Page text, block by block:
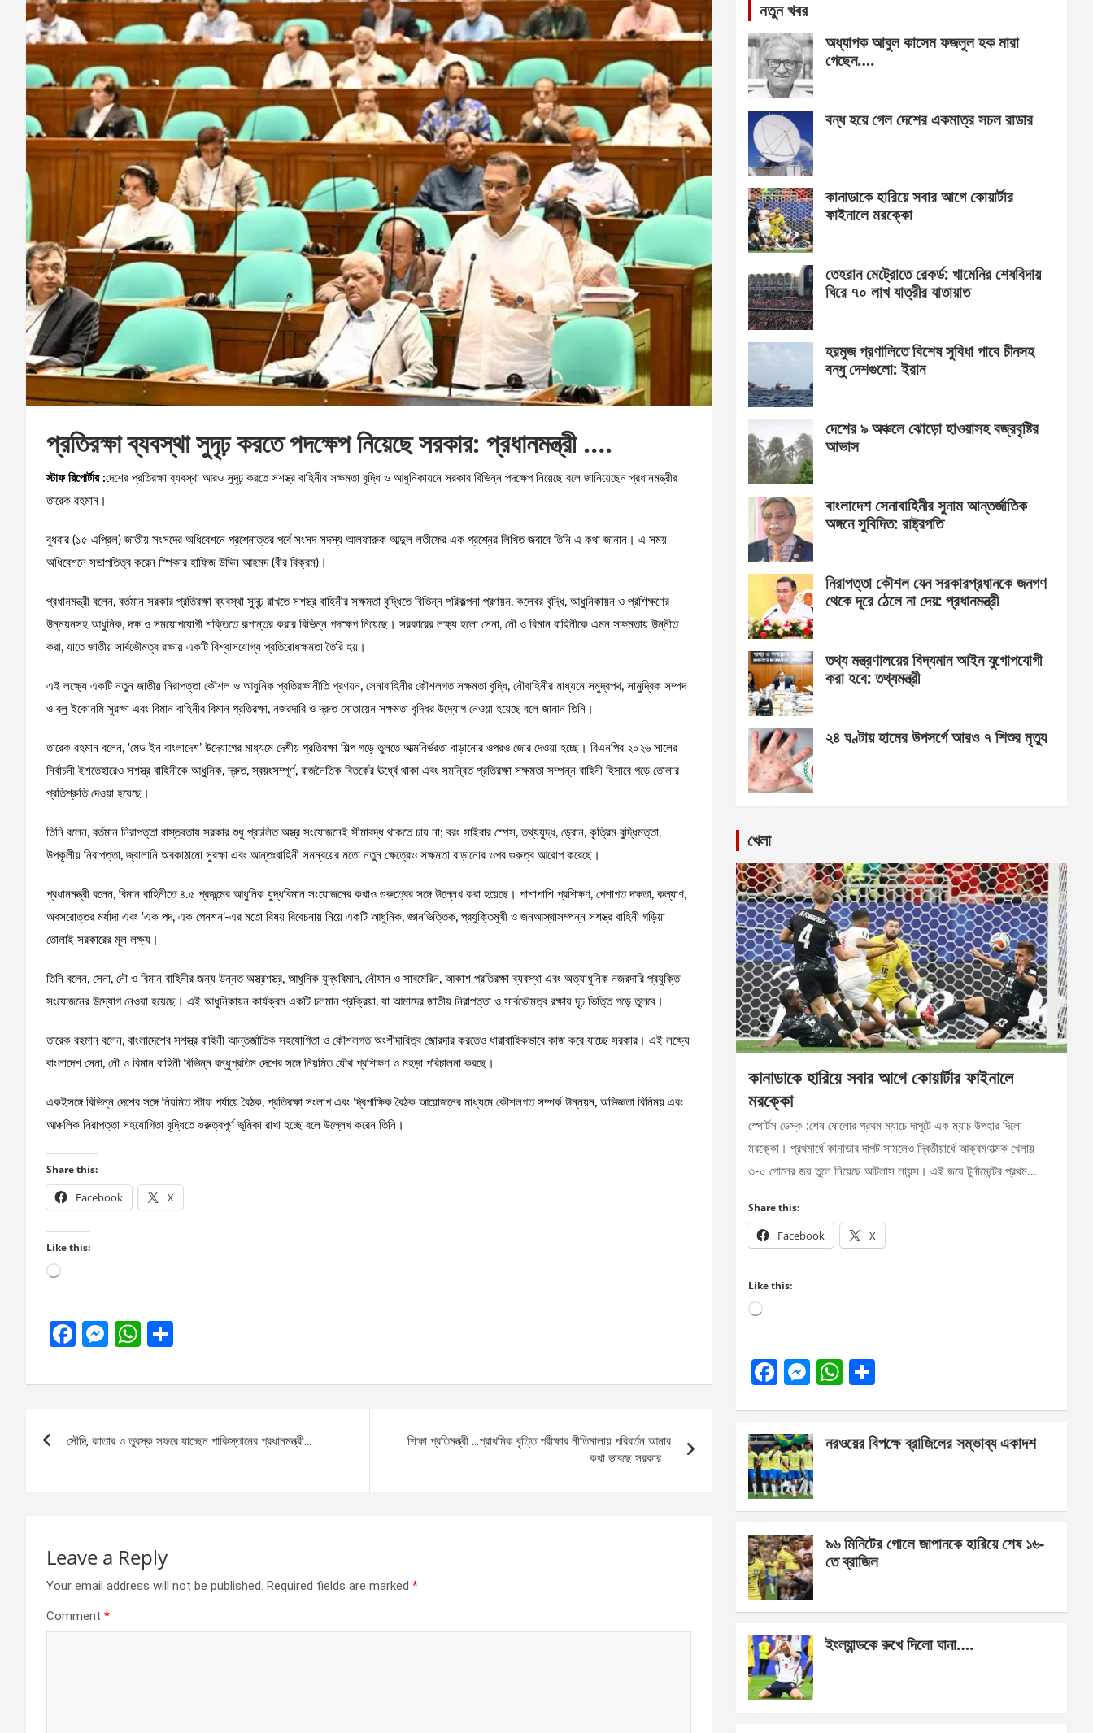
প্রতিরক্ষা ব্যবস্থা সুদৃঢ় করতে পদক্ষেপ নিয়েছে সরকার: প্রধানমন্ত্রী ….
স্টাফ রিপোর্টার :দেশের প্রতিরক্ষা ব্যবস্থা আরও সুদৃঢ় করতে সশস্ত্র বাহিনীর সক্ষমতা বৃদ্ধি ও আধুনিকায়নে সরকার বিভিন্ন পদক্ষেপ নিয়েছে বলে জানিয়েছেন প্রধানমন্ত্রীর
তারেক রহমান।
বুধবার (১৫ এপ্রিল) জাতীয় সংসদের অধিবেশনে প্রশ্নোত্তর পর্বে সংসদ সদস্য আলফারুক আব্দুল লতীফের এক প্রশ্নের লিখিত জবাবে তিনি এ কথা জানান। এ সময়
অধিবেশনে সভাপতিত্ব করেন স্পিকার হাফিজ উদ্দিন আহমদ (বীর বিক্রম)।
প্রধানমন্ত্রী বলেন, বর্তমান সরকার প্রতিরক্ষা ব্যবস্থা সুদৃঢ় রাখতে সশস্ত্র বাহিনীর সক্ষমতা বৃদ্ধিতে বিভিন্ন পরিকল্পনা প্রণয়ন, কলেবর বৃদ্ধি, আধুনিকায়ন ও প্রশিক্ষণের
উন্নয়নসহ আধুনিক, দক্ষ ও সময়োপযোগী শক্তিতে রূপান্তর করার বিভিন্ন পদক্ষেপ নিয়েছে। সরকারের লক্ষ্য হলো সেনা, নৌ ও বিমান বাহিনীকে এমন সক্ষমতায় উন্নীত
করা, যাতে জাতীয় সার্বভৌমত্ব রক্ষায় একটি বিশ্বাসযোগ্য প্রতিরোধক্ষমতা তৈরি হয়।
এই লক্ষ্যে একটি নতুন জাতীয় নিরাপত্তা কৌশল ও আধুনিক প্রতিরক্ষানীতি প্রণয়ন, সেনাবাহিনীর কৌশলগত সক্ষমতা বৃদ্ধি, নৌবাহিনীর মাধ্যমে সমুদ্রপথ, সামুদ্রিক সম্পদ
ও ব্লু ইকোনমি সুরক্ষা এবং বিমান বাহিনীর বিমান প্রতিরক্ষা, নজরদারি ও দ্রুত মোতায়েন সক্ষমতা বৃদ্ধির উদ্যোগ নেওয়া হয়েছে বলে জানান তিনি।
তারেক রহমান বলেন, ‌‘মেড ইন বাংলাদেশ’ উদ্যোগের মাধ্যমে দেশীয় প্রতিরক্ষা শিল্প গড়ে তুলতে আত্মনির্ভরতা বাড়ানোর ওপরও জোর দেওয়া হচ্ছে। বিএনপির ২০২৬ সালের
নির্বাচনী ইশতেহারেও সশস্ত্র বাহিনীকে আধুনিক, দ্রুত, স্বয়ংসম্পূর্ণ, রাজনৈতিক বিতর্কের ঊর্ধ্বে থাকা এবং সমন্বিত প্রতিরক্ষা সক্ষমতা সম্পন্ন বাহিনী হিসাবে গড়ে তোলার
প্রতিশ্রুতি দেওয়া হয়েছে।
তিনি বলেন, বর্তমান নিরাপত্তা বাস্তবতায় সরকার শুধু প্রচলিত অস্ত্র সংযোজনেই সীমাবদ্ধ থাকতে চায় না; বরং সাইবার স্পেস, তথ্যযুদ্ধ, ড্রোন, কৃত্রিম বুদ্ধিমত্তা,
উপকূলীয় নিরাপত্তা, জ্বালানি অবকাঠামো সুরক্ষা এবং আন্তঃবাহিনী সমন্বয়ের মতো নতুন ক্ষেত্রেও সক্ষমতা বাড়ানোর ওপর গুরুত্ব আরোপ করেছে।
প্রধানমন্ত্রী বলেন, বিমান বাহিনীতে ৪.৫ প্রজন্মের আধুনিক যুদ্ধবিমান সংযোজনের কথাও গুরুত্বের সঙ্গে উল্লেখ করা হয়েছে। পাশাপাশি প্রশিক্ষণ, পেশাগত দক্ষতা, কল্যাণ,
অবসরোত্তর মর্যাদা এবং ‘এক পদ, এক পেনশন’-এর মতো বিষয় বিবেচনায় নিয়ে একটি আধুনিক, জ্ঞানভিত্তিক, প্রযুক্তিমুখী ও জনআস্থাসম্পন্ন সশস্ত্র বাহিনী গড়িয়া
তোলাই সরকারের মূল লক্ষ্য।
তিনি বলেন, সেনা, নৌ ও বিমান বাহিনীর জন্য উন্নত অস্ত্রশস্ত্র, আধুনিক যুদ্ধবিমান, নৌযান ও সাবমেরিন, আকাশ প্রতিরক্ষা ব্যবস্থা এবং অত্যাধুনিক নজরদারি প্রযুক্তি
সংযোজনের উদ্যোগ নেওয়া হয়েছে। এই আধুনিকায়ন কার্যক্রম একটি চলমান প্রক্রিয়া, যা আমাদের জাতীয় নিরাপত্তা ও সার্বভৌমত্ব রক্ষায় দৃঢ় ভিত্তি গড়ে তুলবে।
তারেক রহমান বলেন, বাংলাদেশের সশস্ত্র বাহিনী আন্তর্জাতিক সহযোগিতা ও কৌশলগত অংশীদারিত্ব জোরদার করতেও ধারাবাহিকভাবে কাজ করে যাচ্ছে সরকার। এই লক্ষ্যে
বাংলাদেশ সেনা, নৌ ও বিমান বাহিনী বিভিন্ন বন্ধুপ্রতিম দেশের সঙ্গে নিয়মিত যৌথ প্রশিক্ষণ ও মহড়া পরিচালনা করছে।
একইসঙ্গে বিভিন্ন দেশের সঙ্গে নিয়মিত স্টাফ পর্যায়ে বৈঠক, প্রতিরক্ষা সংলাপ এবং দ্বিপাক্ষিক বৈঠক আয়োজনের মাধ্যমে কৌশলগত সম্পর্ক উন্নয়ন, অভিজ্ঞতা বিনিময় এবং
আঞ্চলিক নিরাপত্তা সহযোগিতা বৃদ্ধিতে গুরুত্বপূর্ণ ভূমিকা রাখা হচ্ছে বলে উল্লেখ করেন তিনি।
Share this:
Facebook X
Like this:
Loading…
F
ce
o
k
M
se
g
W
at
A
p
ar
navigation
সৌদি, কাতার ও তুরস্ক সফরে যাচ্ছেন পাকিস্তানের প্রধানমন্ত্রী…
শিক্ষা প্রতিমন্ত্রী …প্রাথমিক বৃত্তি পরীক্ষার নীতিমালায় পরিবর্তন আনার
কথা ভাবছে সরকার….
Leave a Reply
Your email address will not be published. Required fields are marked *
Comment *
নতুন খবর
অধ্যাপক আবুল কাসেম ফজলুল হক মারা
গেছেন….
বন্ধ হয়ে গেল দেশের একমাত্র সচল রাডার
কানাডাকে হারিয়ে সবার আগে কোয়ার্টার
ফাইনালে মরক্কো
তেহরান মেট্রোতে রেকর্ড: খামেনির শেষবিদায়
ঘিরে ৭০ লাখ যাত্রীর যাতায়াত
হরমুজ প্রণালিতে বিশেষ সুবিধা পাবে চীনসহ
বন্ধু দেশগুলো: ইরান
দেশের ৯ অঞ্চলে ঝোড়ো হাওয়াসহ বজ্রবৃষ্টির
আভাস
বাংলাদেশ সেনাবাহিনীর সুনাম আন্তর্জাতিক
অঙ্গনে সুবিদিত: রাষ্ট্রপতি
নিরাপত্তা কৌশল যেন সরকারপ্রধানকে জনগণ
থেকে দূরে ঠেলে না দেয়: প্রধানমন্ত্রী
তথ্য মন্ত্রণালয়ের বিদ্যমান আইন যুগোপযোগী
করা হবে: তথ্যমন্ত্রী
২৪ ঘণ্টায় হামের উপসর্গে আরও ৭ শিশুর মৃত্যু
খেলা
কানাডাকে হারিয়ে সবার আগে কোয়ার্টার ফাইনালে
মরক্কো
স্পোর্টস ডেস্ক :শেষ ষোলোর প্রথম ম্যাচে দাপুটে এক ম্যাচ উপহার দিলো
মরক্কো। প্রথমার্ধে কানাডার দাপট সামলেও দ্বিতীয়ার্ধে আক্রমণাত্মক খেলায়
৩-০ গোলের জয় তুলে নিয়েছে আটলাস লায়ন্স। এই জয়ে টুর্নামেন্টের প্রথম…
Share this:
Facebook X
Like this:
Loading…
F
b
o
o
k
M
n
g
er
W
s
e
নরওয়ের বিপক্ষে ব্রাজিলের সম্ভাব্য একাদশ
৯৬ মিনিটের গোলে জাপানকে হারিয়ে শেষ ১৬-
তে ব্রাজিল
ইংল্যান্ডকে রুখে দিলো ঘানা….